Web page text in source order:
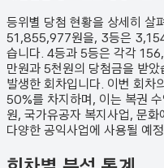
등위별 당첨 현황을 상세히 살
51,855,977원을, 3등은
습니다. 4등과 5등은 각각
만원과 5천원의 당첨금을 받았
발생한 회차입니다. 이번 회차
50%를 차지하며, 이는 복권
원, 국가유공자 복지사업, 문
다양한 공익사업에 사용될 예